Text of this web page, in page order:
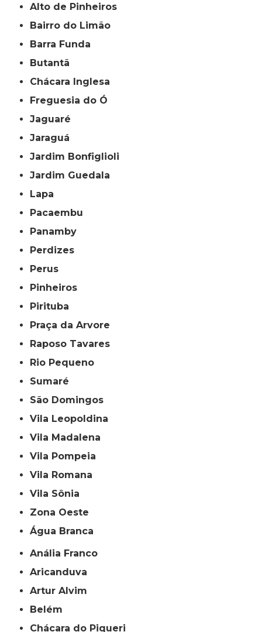
Alto de Pinheiros
Bairro do Limão
Barra Funda
Butantã
Chácara Inglesa
Freguesia do Ó
Jaguaré
Jaraguá
Jardim Bonfiglioli
Jardim Guedala
Lapa
Pacaembu
Panamby
Perdizes
Perus
Pinheiros
Pirituba
Praça da Arvore
Raposo Tavares
Rio Pequeno
Sumaré
São Domingos
Vila Leopoldina
Vila Madalena
Vila Pompeia
Vila Romana
Vila Sônia
Zona Oeste
Água Branca
Anália Franco
Aricanduva
Artur Alvim
Belém
Chácara do Piqueri